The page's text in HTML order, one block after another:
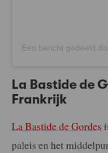
La Bastide de
Frankrijk
La Bastide de Gordes
paleis en het